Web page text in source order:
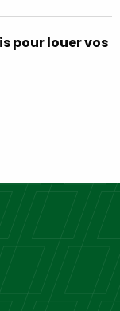
pour louer vos